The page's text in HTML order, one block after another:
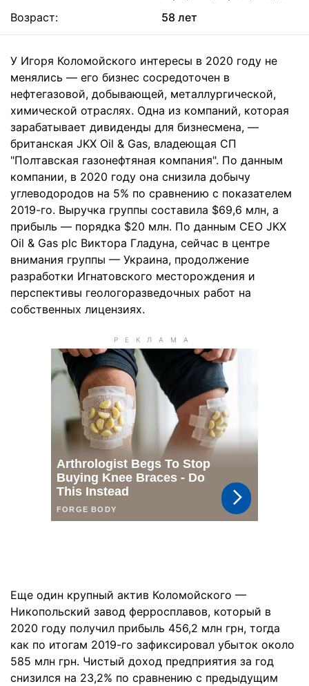
Возраст:
58 лет
У Игоря Коломойского интересы в 2020 году не
менялись — его бизнес сосредоточен в
нефтегазовой, добывающей, металлургической,
химической отраслях. Одна из компаний, которая
зарабатывает дивиденды для бизнесмена, —
британская JKX Oil & Gas, владеющая СП
"Полтавская газонефтяная компания". По данным
компании, в 2020 году она снизила добычу
углеводородов на 5% по сравнению с показателем
2019-го. Выручка группы составила $69,6 млн, а
прибыль — порядка $20 млн. По данным CEO JKX
Oil & Gas plc Виктора Гладуна, сейчас в центре
внимания группы — Украина, продолжение
разработки Игнатовского месторождения и
перспективы геологоразведочных работ на
собственных лицензиях.
Еще один крупный актив Коломойского —
Никопольский завод ферросплавов, который в
2020 году получил прибыль 456,2 млн грн, тогда
как по итогам 2019-го зафиксировал убыток около
585 млн грн. Чистый доход предприятия за год
снизился на 23,2% по сравнению с предыдущим